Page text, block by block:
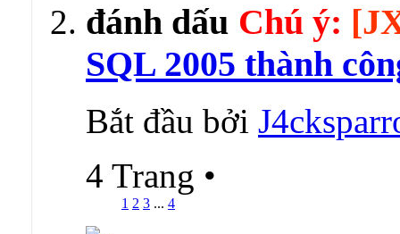
Chú ý:
SQL 2005 thành
Bắt đầu bởi
4 Trang •
1 2 3 ... 4